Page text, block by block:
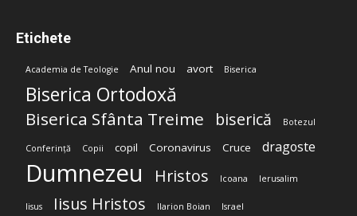
Etichete
Academia de Teologie Anul nou avort Biserica
Biserica Ortodoxă
Biserica Sfânta Treime biserică Botezul
Conferință Copii copil Coronavirus Cruce dragoste
Dumnezeu Hristos Icoana Ierusalim
Iisus Iisus Hristos Ilarion Boian Israel